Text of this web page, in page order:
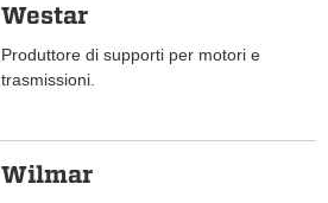
Westar
Produttore di supporti per motori e
trasmissioni.
Wilmar